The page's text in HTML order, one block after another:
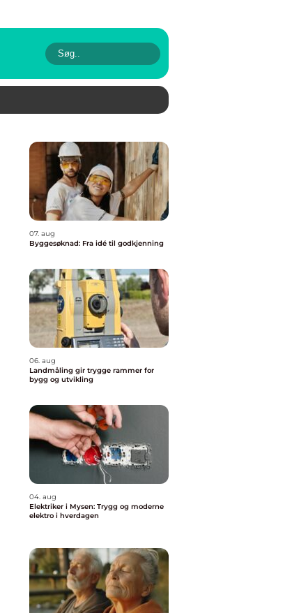
07. aug
Byggesøknad: Fra idé til godkjenning
06. aug
Landmåling gir trygge rammer for
bygg og utvikling
04. aug
Elektriker i Mysen: Trygg og moderne
elektro i hverdagen